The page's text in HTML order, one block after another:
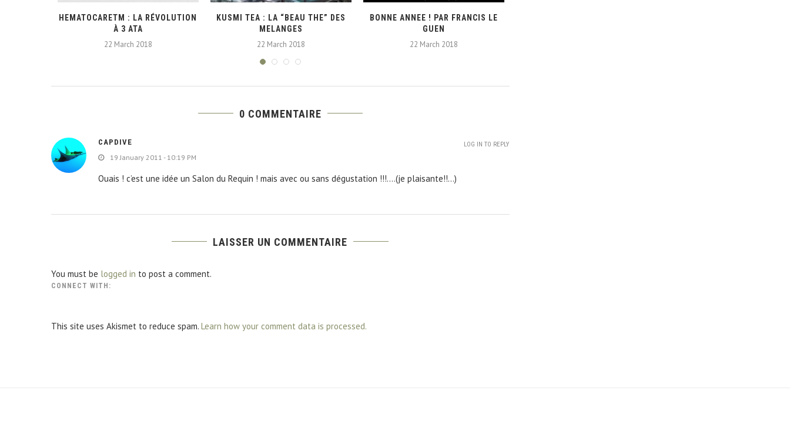
HEMATOCARETM : LA RÉVOLUTION
À 3 ATA
22 March 2018
KUSMI TEA : LA “BEAU THE” DES
MELANGES
22 March 2018
BONNE ANNEE ! PAR FRANCIS LE
GUEN
22 March 2018
0 COMMENTAIRE
CAPDIVE
19 January 2011 - 10:19 PM
Ouais ! c’est une idée un Salon du Requin ! mais avec ou sans dégustation !!!….(je plaisante!!…)
LOG IN TO REPLY
LAISSER UN COMMENTAIRE
You must be logged in to post a comment.
CONNECT WITH:
This site uses Akismet to reduce spam. Learn how your comment data is processed.